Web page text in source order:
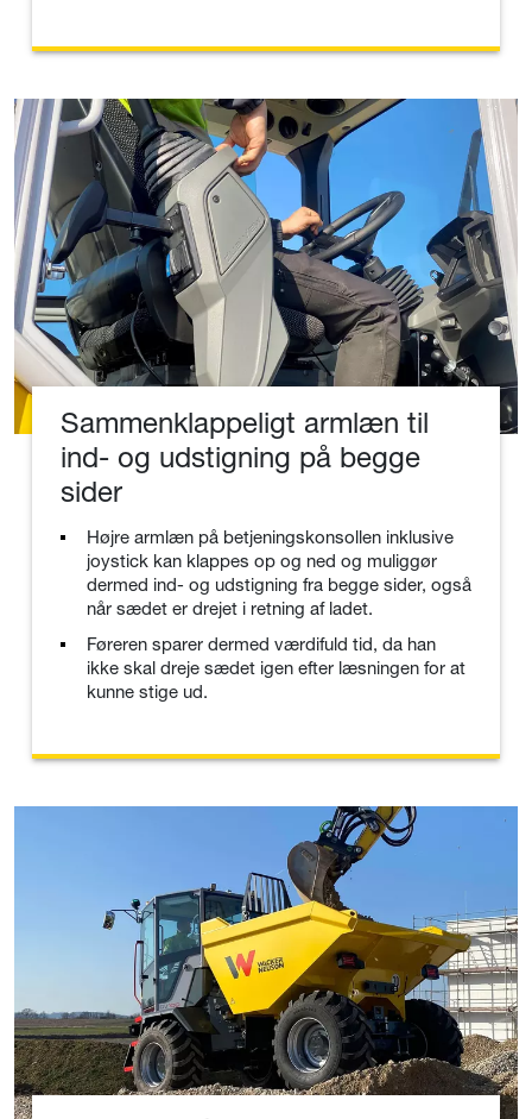
Sammenklappeligt armlæn til
ind- og udstigning på begge
sider
Højre armlæn på betjeningskonsollen inklusive
joystick kan klappes op og ned og muliggør
dermed ind- og udstigning fra begge sider, også
når sædet er drejet i retning af ladet.
Føreren sparer dermed værdifuld tid, da han
ikke skal dreje sædet igen efter læsningen for at
kunne stige ud.